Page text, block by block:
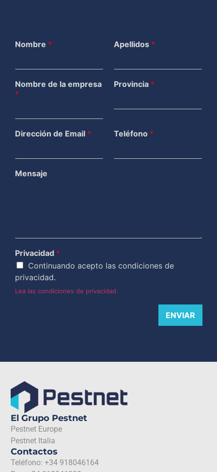
Nombre * Apellidos *
Nombre de la empresa
*
Provincia *
Dirección de Email * Teléfono *
Mensaje
Privacidad *
Continuando acepto las condiciones de
privacidad.
Lea las condiciones de privacidad.
ENVIAR
Contactos
Teléfono: +34 918046164
El Grupo Pestnet
Pestnet Europe
Pestnet Italia